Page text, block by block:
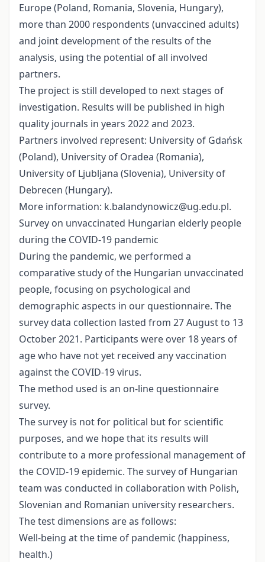
Europe (Poland, Romania, Slovenia, Hungary),
more than 2000 respondents (unvaccined adults)
and joint development of the results of the
analysis, using the potential of all involved
partners.
The project is still developed to next stages of
investigation. Results will be published in high
quality journals in years 2022 and 2023.
Partners involved represent: University of Gdańsk
(Poland), University of Oradea (Romania),
University of Ljubljana (Slovenia), University of
Debrecen (Hungary).
More information: k.balandynowicz@ug.edu.pl.
Survey on unvaccinated Hungarian elderly people
during the COVID-19 pandemic
During the pandemic, we performed a
comparative study of the Hungarian unvaccinated
people, focusing on psychological and
demographic aspects in our questionnaire. The
survey data collection lasted from 27 August to 13
October 2021. Participants were over 18 years of
age who have not yet received any vaccination
against the COVID-19 virus.
The method used is an on-line questionnaire
survey.
The survey is not for political but for scientific
purposes, and we hope that its results will
contribute to a more professional management of
the COVID-19 epidemic. The survey of Hungarian
team was conducted in collaboration with Polish,
Slovenian and Romanian university researchers.
The test dimensions are as follows:
Well-being at the time of pandemic (happiness,
health.)